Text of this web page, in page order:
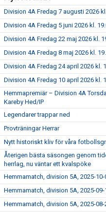
Division 4A Fredag 7 augusti 2026
Division 4A Fredag 5 juni 2026 kl.
Division 4A Fredag 22 maj 2026 kl.
Division 4A Fredag 8 maj 2026 kl.
Division 4A Fredag 24 april 2026 kl.
Division 4A Fredag 10 april 2026 kl.
Hemmapremiär – Division 4A
Kareby Hed/IP
Legendarer trappar ned
Provträningar Herrar
Nytt historiskt kliv för våra
Återigen bästa säsongen genom
herrlag, nu väntar ett kvalspöke
Hemmamatch, division 5A, 2025-10-
Hemmamatch, division 5A, 2025-09-
Hemmamatch, division 5A, 2025-08-